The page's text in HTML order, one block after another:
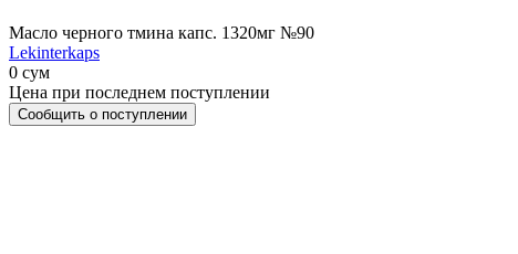
Масло черного тмина капс. 1320мг №90
Lekinterkaps
0 сум
Цена при последнем поступлении
Сообщить о поступлении